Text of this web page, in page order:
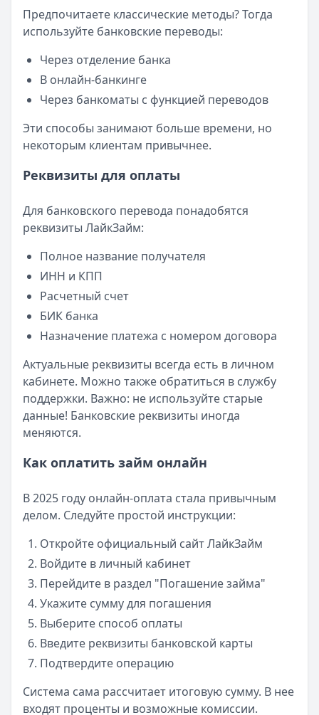
Предпочитаете классические методы? Тогда
используйте банковские переводы:
Через отделение банка
В онлайн-банкинге
Через банкоматы с функцией переводов
Эти способы занимают больше времени, но
некоторым клиентам привычнее.
Реквизиты для оплаты
Для банковского перевода понадобятся
реквизиты ЛайкЗайм:
Полное название получателя
ИНН и КПП
Расчетный счет
БИК банка
Назначение платежа с номером договора
Актуальные реквизиты всегда есть в личном
кабинете. Можно также обратиться в службу
поддержки. Важно: не используйте старые
данные! Банковские реквизиты иногда
меняются.
Как оплатить займ онлайн
В 2025 году онлайн-оплата стала привычным
делом. Следуйте простой инструкции:
Откройте официальный сайт ЛайкЗайм
Войдите в личный кабинет
Перейдите в раздел "Погашение займа"
Укажите сумму для погашения
Выберите способ оплаты
Введите реквизиты банковской карты
Подтвердите операцию
Система сама рассчитает итоговую сумму. В нее
входят проценты и возможные комиссии.